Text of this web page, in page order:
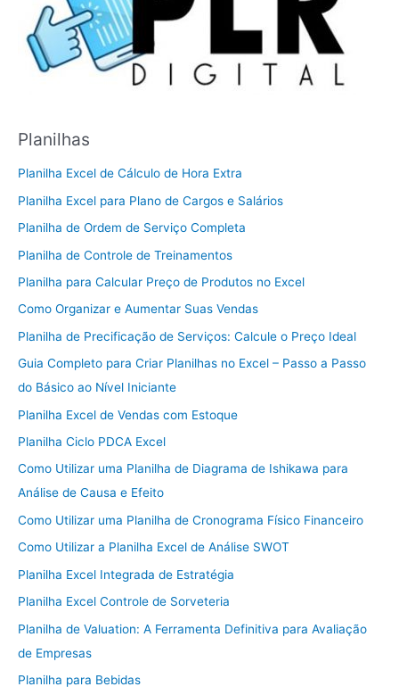
Planilhas
Planilha Excel de Cálculo de Hora Extra
Planilha Excel para Plano de Cargos e Salários
Planilha de Ordem de Serviço Completa
Planilha de Controle de Treinamentos
Planilha para Calcular Preço de Produtos no Excel
Como Organizar e Aumentar Suas Vendas
Planilha de Precificação de Serviços: Calcule o Preço Ideal
Guia Completo para Criar Planilhas no Excel – Passo a Passo
do Básico ao Nível Iniciante
Planilha Excel de Vendas com Estoque
Planilha Ciclo PDCA Excel
Como Utilizar uma Planilha de Diagrama de Ishikawa para
Análise de Causa e Efeito
Como Utilizar uma Planilha de Cronograma Físico Financeiro
Como Utilizar a Planilha Excel de Análise SWOT
Planilha Excel Integrada de Estratégia
Planilha Excel Controle de Sorveteria
Planilha de Valuation: A Ferramenta Definitiva para Avaliação
de Empresas
Planilha para Bebidas